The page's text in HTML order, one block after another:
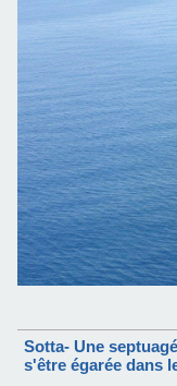
Sotta- Une
s'être égarée dans